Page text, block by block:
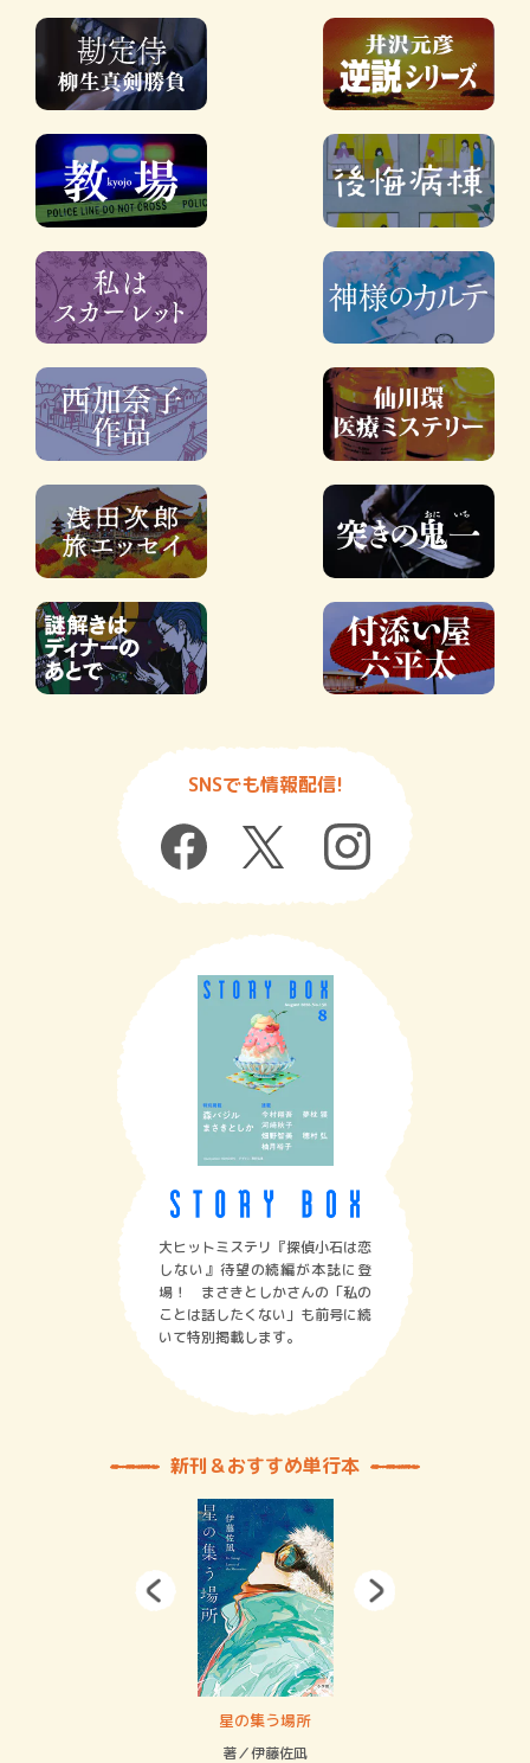
SNSでも情報配信!
大ヒットミステリ『探偵小石は恋
しない』待望の続編が本誌に登
場！ まさきとしかさんの「私の
ことは話したくない」も前号に続
いて特別掲載します。
新刊＆おすすめ単行本
星の集う場所
著／伊藤佐凪